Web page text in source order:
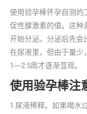
使用验孕棒怀孕自测的
促性腺激素的值。这种
开始分泌。分泌后先会
在尿液里，但由于量少
1―2.5周才逐渐显现。
使用验孕棒注
1.尿液稀释。如果喝水